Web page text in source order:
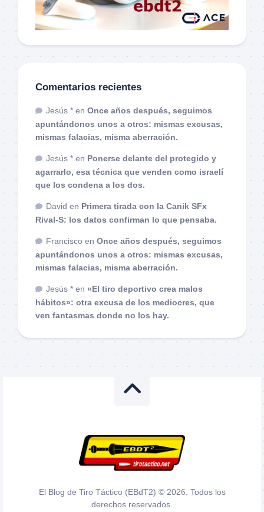
Comentarios recientes
Jesús * en Once años después, seguimos
apuntándonos unos a otros: mismas excusas,
mismas falacias, misma aberración.
Jesús * en Ponerse delante del protegido y
agarrarlo, esa técnica que venden como israelí
que los condena a los dos.
David en Primera tirada con la Canik SFx
Rival-S: los datos confirman lo que pensaba.
Francisco en Once años después, seguimos
apuntándonos unos a otros: mismas excusas,
mismas falacias, misma aberración.
Jesús * en «El tiro deportivo crea malos
hábitos»: otra excusa de los mediocres, que
ven fantasmas donde no los hay.
El Blog de Tiro Táctico (EBdT2) © 2026. Todos los
derechos reservados.